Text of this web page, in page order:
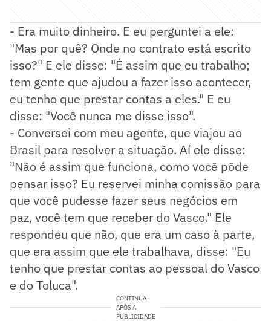
- Era muito dinheiro. E eu perguntei a ele:
"Mas por quê? Onde no contrato está escrito
isso?" E ele disse: "É assim que eu trabalho;
tem gente que ajudou a fazer isso acontecer,
eu tenho que prestar contas a eles." E eu
disse: "Você nunca me disse isso".
- Conversei com meu agente, que viajou ao
Brasil para resolver a situação. Aí ele disse:
"Não é assim que funciona, como você pôde
pensar isso? Eu reservei minha comissão para
que você pudesse fazer seus negócios em
paz, você tem que receber do Vasco." Ele
respondeu que não, que era um caso à parte,
que era assim que ele trabalhava, disse: "Eu
tenho que prestar contas ao pessoal do Vasco
e do Toluca".
CONTINUA
APÓS A
PUBLICIDADE